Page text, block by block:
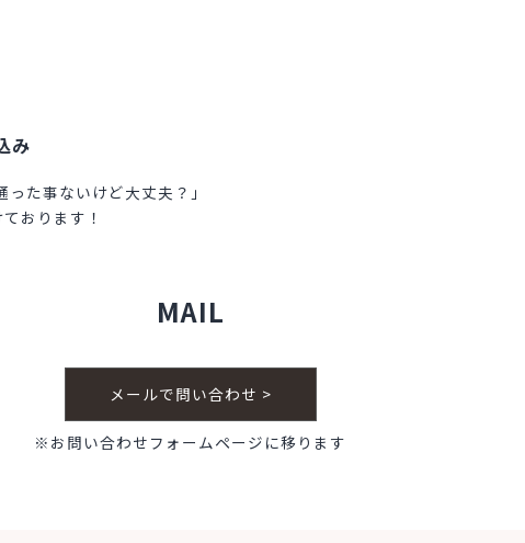
み
た事ないけど大丈夫？」
おります！
MAIL
メールで問い合わせ >
※お問い合わせフォームページに移ります